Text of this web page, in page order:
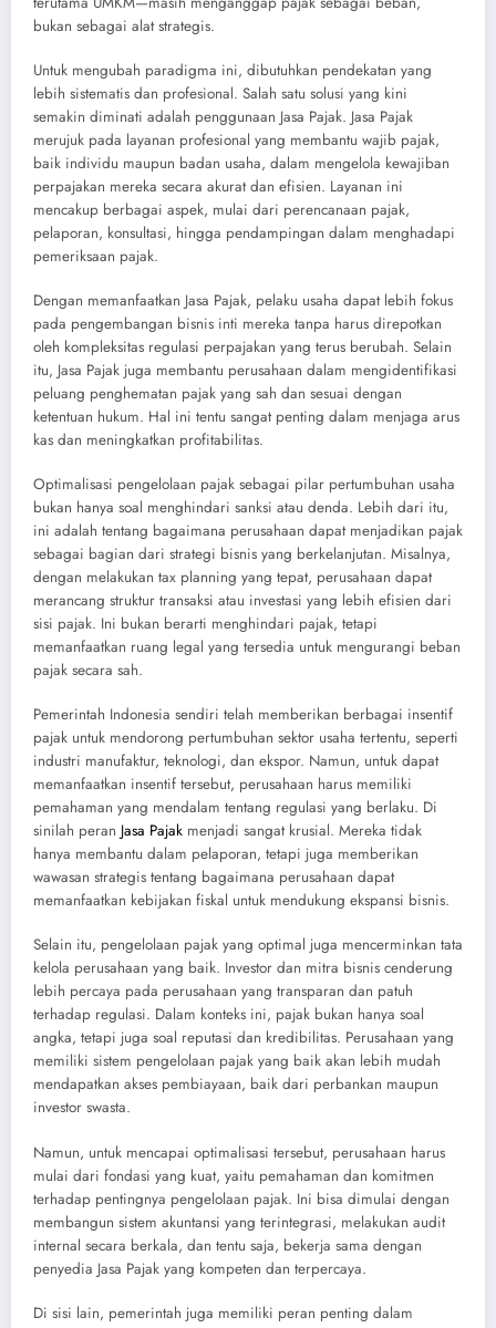
bukan sebagai alat strategis.
Untuk mengubah paradigma ini, dibutuhkan pendekatan yang
lebih sistematis dan profesional. Salah satu solusi yang kini
semakin diminati adalah penggunaan Jasa Pajak. Jasa Pajak
merujuk pada layanan profesional yang membantu wajib pajak,
baik individu maupun badan usaha, dalam mengelola kewajiban
perpajakan mereka secara akurat dan efisien. Layanan ini
mencakup berbagai aspek, mulai dari perencanaan pajak,
pelaporan, konsultasi, hingga pendampingan dalam menghadapi
pemeriksaan pajak.
Dengan memanfaatkan Jasa Pajak, pelaku usaha dapat lebih fokus
pada pengembangan bisnis inti mereka tanpa harus direpotkan
oleh kompleksitas regulasi perpajakan yang terus berubah. Selain
itu, Jasa Pajak juga membantu perusahaan dalam mengidentifikasi
peluang penghematan pajak yang sah dan sesuai dengan
ketentuan hukum. Hal ini tentu sangat penting dalam menjaga arus
kas dan meningkatkan profitabilitas.
Optimalisasi pengelolaan pajak sebagai pilar pertumbuhan usaha
bukan hanya soal menghindari sanksi atau denda. Lebih dari itu,
ini adalah tentang bagaimana perusahaan dapat menjadikan pajak
sebagai bagian dari strategi bisnis yang berkelanjutan. Misalnya,
dengan melakukan tax planning yang tepat, perusahaan dapat
merancang struktur transaksi atau investasi yang lebih efisien dari
sisi pajak. Ini bukan berarti menghindari pajak, tetapi
memanfaatkan ruang legal yang tersedia untuk mengurangi beban
pajak secara sah.
Pemerintah Indonesia sendiri telah memberikan berbagai insentif
pajak untuk mendorong pertumbuhan sektor usaha tertentu, seperti
industri manufaktur, teknologi, dan ekspor. Namun, untuk dapat
memanfaatkan insentif tersebut, perusahaan harus memiliki
pemahaman yang mendalam tentang regulasi yang berlaku. Di
sinilah peran Jasa Pajak menjadi sangat krusial. Mereka tidak
hanya membantu dalam pelaporan, tetapi juga memberikan
wawasan strategis tentang bagaimana perusahaan dapat
memanfaatkan kebijakan fiskal untuk mendukung ekspansi bisnis.
Selain itu, pengelolaan pajak yang optimal juga mencerminkan tata
kelola perusahaan yang baik. Investor dan mitra bisnis cenderung
lebih percaya pada perusahaan yang transparan dan patuh
terhadap regulasi. Dalam konteks ini, pajak bukan hanya soal
angka, tetapi juga soal reputasi dan kredibilitas. Perusahaan yang
memiliki sistem pengelolaan pajak yang baik akan lebih mudah
mendapatkan akses pembiayaan, baik dari perbankan maupun
investor swasta.
Namun, untuk mencapai optimalisasi tersebut, perusahaan harus
mulai dari fondasi yang kuat, yaitu pemahaman dan komitmen
terhadap pentingnya pengelolaan pajak. Ini bisa dimulai dengan
membangun sistem akuntansi yang terintegrasi, melakukan audit
internal secara berkala, dan tentu saja, bekerja sama dengan
penyedia Jasa Pajak yang kompeten dan terpercaya.
Di sisi lain, pemerintah juga memiliki peran penting dalam